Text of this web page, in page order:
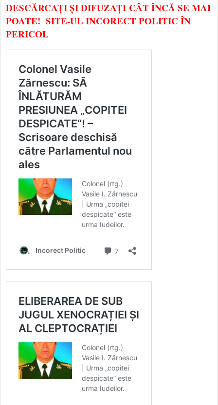
DESCĂRCAȚI ȘI DIFUZAȚI CÂT ÎNCĂ SE MAI
POATE! SITE-UL INCORECT POLITIC ÎN
PERICOL